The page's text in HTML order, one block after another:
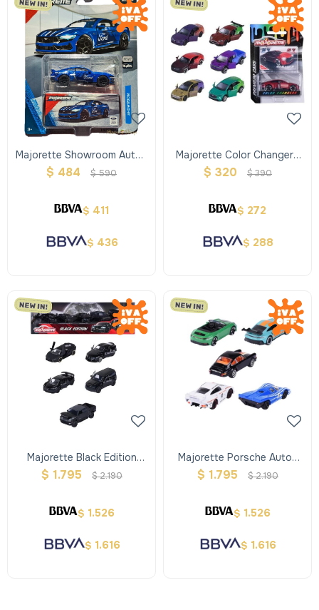
Majorette Showroom Autos
De Metal
$ 484 $ 590
$ 411
$ 436
Majorette Color Changers
Premium
$ 320 $390
$ 272
$ 288
Majorette Black Edition
Pack X 5
$ 1.795 $2.190
$ 1.526
$ 1.616
Majorette Porsche Autos
De Metal Pack X 5
$ 1.795 $2.190
$ 1.526
$ 1.616